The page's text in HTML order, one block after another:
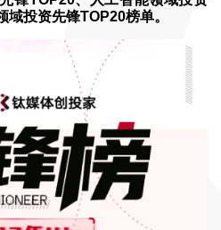
投资先锋TOP20榜单。